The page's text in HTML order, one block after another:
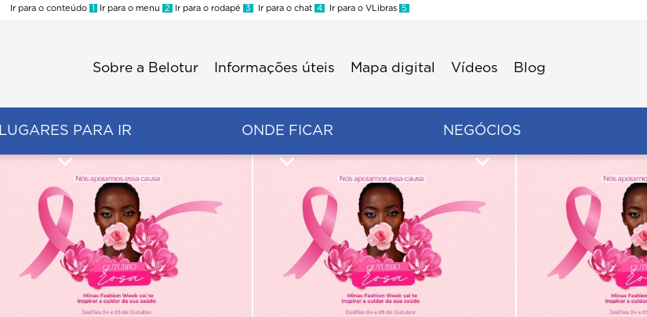
Ir para o conteúdo 1 Ir para o menu 2 Ir para o rodapé 3 Ir para o chat 4 Ir para o VLibras 5
Sobre a Belotur Informações úteis Mapa digital Vídeos Blog
LUGARES PARA IR ONDE FICAR NEGÓCIOS